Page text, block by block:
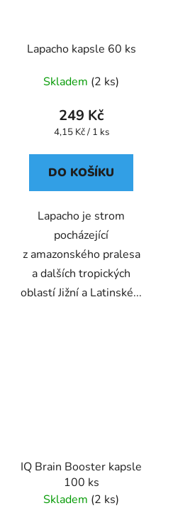
Lapacho kapsle 60 ks
Skladem (2 ks)
249 Kč
Měrná
4,15 Kč / 1 ks
DO KOŠÍKU
Lapacho je strom
pocházející
z amazonského pralesa
a dalších tropických
oblastí Jižní a Latinské...
IQ Brain Booster kapsle
100 ks
Skladem (2 ks)